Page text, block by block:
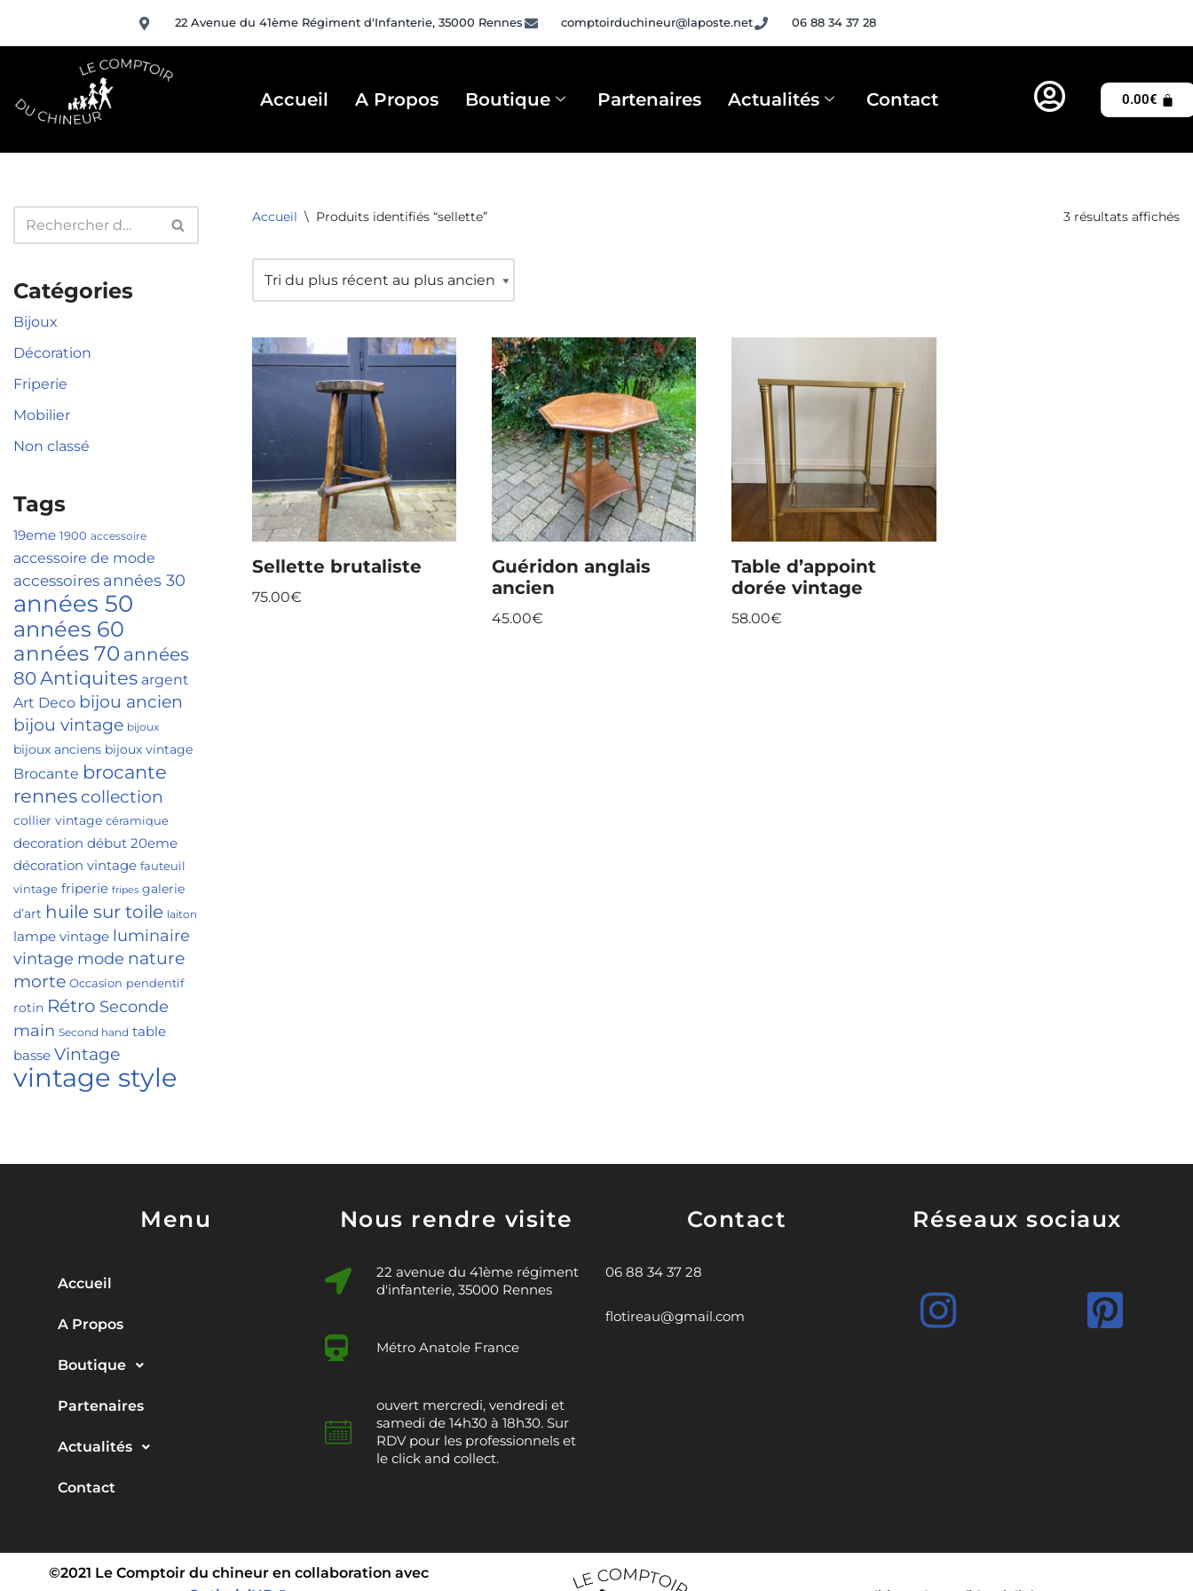
Aller
22 Avenue du 41ème Régiment d'Infanterie, 35000 Rennes comptoirduchineur@laposte.net 06 88 34 37 28
Accueil A Propos Boutique Partenaires Actualités Contact 0.00€
Catégories
Bijoux
Décoration
Friperie
Mobilier
Non classé
Tags
19eme 1900 accessoire
accessoire de mode
accessoires années 30
années 50
années 60
années 70 années
80Antiquites argent
Art Deco bijou ancien
bijou vintage bijoux
bijoux anciens bijoux vintage
Brocante brocante
rennes collection
collier vintage céramique
decoration début 20eme
décoration vintage fauteuil
vintage friperie fripes galerie
d’art huile sur toile laiton
lampe vintage luminaire
vintage mode nature
morte Occasion pendentif
rotin Rétro Seconde
main Second hand table
basse Vintage
vintage style
Accueil \ Produits identifiés “sellette” 3 résultats affichés
Sellette brutaliste
75.00€
Guéridon anglais
ancien
45.00€
Table d’appoint
dorée vintage
58.00€
Menu
Accueil
A Propos
Boutique
Partenaires
Actualités
Contact
Nous rendre visite
22 avenue du 41ème régiment
d'infanterie, 35000 Rennes
Métro Anatole France
ouvert mercredi, vendredi et
samedi de 14h30 à 18h30. Sur
RDV pour les professionnels et
le click and collect.
Contact
06 88 34 37 28
flotireau@gmail.com
Réseaux sociaux
©2021 Le Comptoir du chineur en collaboration avec